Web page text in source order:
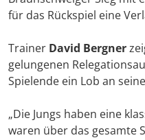
für das Rückspiel eine
Trainer David Bergner
gelungenen
Spielende ein Lob an
„Die Jungs haben eine
waren über das gesamte